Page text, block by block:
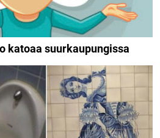
katoaa suurkaupungissa